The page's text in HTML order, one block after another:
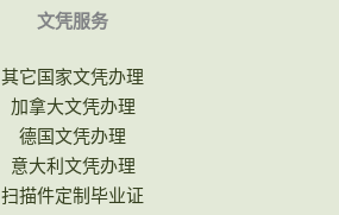
文凭服务
其它国家文凭办理
加拿大文凭办理
德国文凭办理
意大利文凭办理
扫描件定制毕业证